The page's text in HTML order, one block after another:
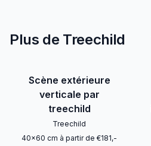
Plus de Treechild
Scène extérieure
verticale par
treechild
Treechild
40x60 cm à partir de €181,-